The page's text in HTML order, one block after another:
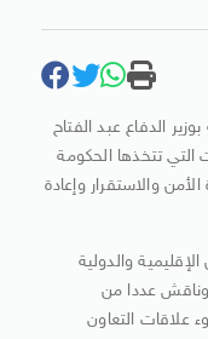
الدفاع عبد الفتاح
التي تتخذها الحكومة
والاستقرار وإعادة
والدولية
وناقش عددا من
علاقات التعاون